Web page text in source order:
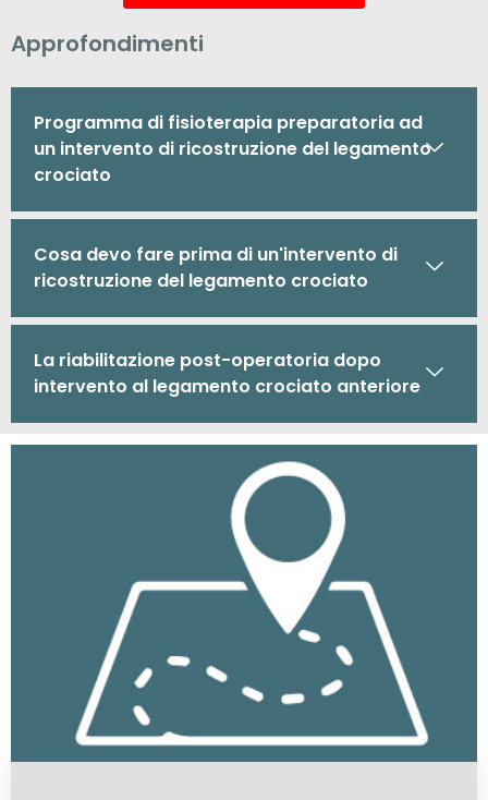
Approfondimenti
Programma di fisioterapia preparatoria ad
un intervento di ricostruzione del legamento
crociato
Cosa devo fare prima di un'intervento di
ricostruzione del legamento crociato
La riabilitazione post-operatoria dopo
intervento al legamento crociato anteriore